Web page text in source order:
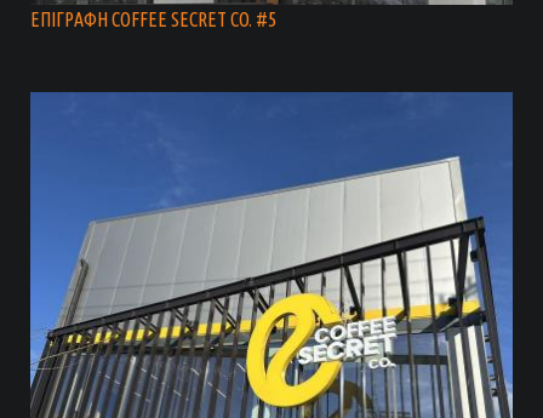
ΕΠΙΓΡΑΦΗ COFFEE SECRET CO. #5